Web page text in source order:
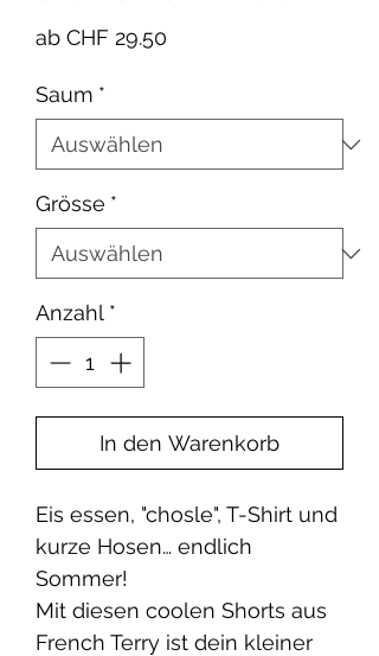
ab CHF 29.50
Saum *
Grösse *
Anzahl *
In den Warenkorb
Eis essen, "chosle", T-Shirt und
kurze Hosen… endlich
Sommer!
Mit diesen coolen Shorts aus
French Terry ist dein kleiner